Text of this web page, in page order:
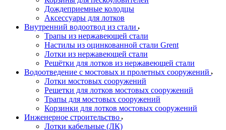
Дождеприемные колодцы
Аксессуары для лотков
Внутренний водоотвод из стали
Трапы из нержавеющей стали
Настилы из оцинкованной стали Grent
Лотки из нержавеющей стали
Решётки для лотков из нержавеющей стали
Водоотведение с мостовых и пролетных сооружений
Лотки мостовых сооружений
Решетки для лотков мостовых сооружений
Трапы для мостовых сооружений
Корзинки для лотков мостовых сооружений
Инженерное строительство
Лотки кабельные (ЛК)